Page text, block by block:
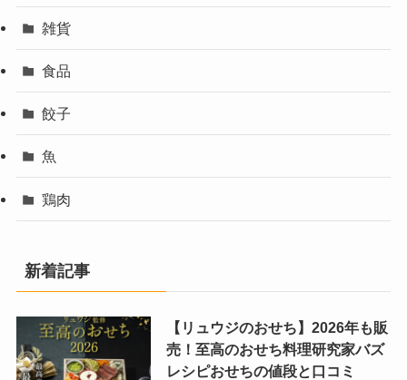
雑貨
食品
餃子
魚
鶏肉
新着記事
【リュウジのおせち】2026年も販
売！至高のおせち料理研究家バズ
レシピおせちの値段と口コミ